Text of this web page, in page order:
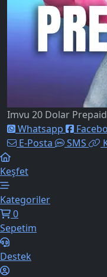
Imvu 20 Dolar
Whatsapp
E-Posta
SMS
Keşfet
Kategoriler
0
Sepetim
Destek